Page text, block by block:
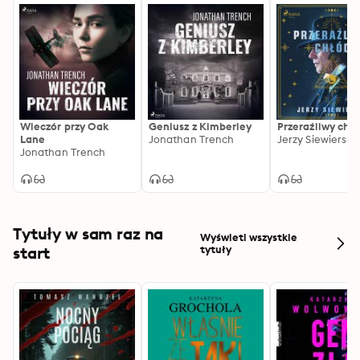
Wieczór przy Oak
Lane
Jonathan Trench
Geniusz z Kimberley
Jonathan Trench
Przeraźliwy
Jerzy Siewierski
Tytuły w sam raz na
start
Wyświetl wszystkie
tytuły